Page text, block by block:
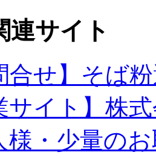
連サイト
合せ】そば
サイト】株
様・少量の